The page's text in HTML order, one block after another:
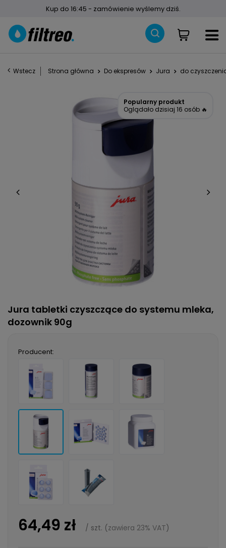
Kup do 16:45 - zamówienie wyślemy dziś.
Wstecz Strona główna Do ekspresów Jura do
Popularny produkt
Oglądało dzisiaj 16 osób 🔥
Jura tabletki czyszczące do systemu mleka,
dozownik 90g
Producent
64,49 zł / szt. (zawiera 23% VAT)